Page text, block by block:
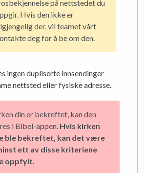
på nettstedet du
Hvis den ikke er
der, vil teamet vårt
deg for å be om den.
ingen dupliserte innsendinger
nettsted eller fysiske adresse.
din er bekreftet, kan den
i Bibel-appen. Hvis kirken
ble bekreftet, kan det være
ett av disse kriteriene
oppfylt.